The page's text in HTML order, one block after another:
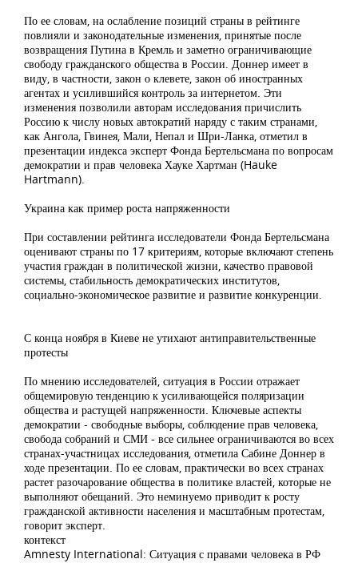
По ее словам, на ослабление позиций страны в рейтинге
повлияли и законодательные изменения, принятые после
возвращения Путина в Кремль и заметно ограничивающие
свободу гражданского общества в России. Доннер имеет в
виду, в частности, закон о клевете, закон об иностранных
агентах и усилившийся контроль за интернетом. Эти
изменения позволили авторам исследования причислить
Россию к числу новых автократий наряду с таким странами,
как Ангола, Гвинея, Мали, Непал и Шри-Ланка, отметил в
презентации индекса эксперт Фонда Бертельсмана по вопросам
демократии и прав человека Хауке Хартман (Hauke
Hartmann).
Украина как пример роста напряженности
При составлении рейтинга исследователи Фонда Бертельсмана
оценивают страны по 17 критериям, которые включают степень
участия граждан в политической жизни, качество правовой
системы, стабильность демократических институтов,
социально-экономическое развитие и развитие конкуренции.
С конца ноября в Киеве не утихают антиправительственные
протесты
По мнению исследователей, ситуация в России отражает
общемировую тенденцию к усиливающейся поляризации
общества и растущей напряженности. Ключевые аспекты
демократии - свободные выборы, соблюдение прав человека,
свобода собраний и СМИ - все сильнее ограничиваются во всех
странах-участницах исследования, отметила Сабине Доннер в
ходе презентации. По ее словам, практически во всех странах
растет разочарование общества в политике властей, которые не
выполняют обещаний. Это неминуемо приводит к росту
гражданской активности населения и масштабным протестам,
говорит эксперт.
контекст
Amnesty International: Ситуация с правами человека в РФ